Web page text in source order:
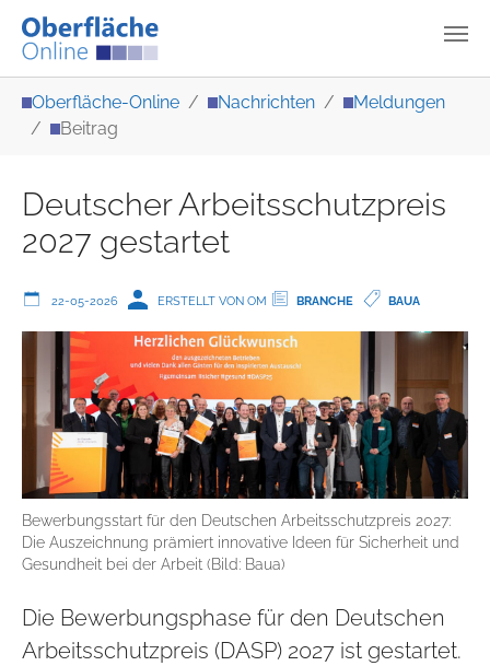
Oberfläche-Online Nachrichten
Meldungen
Beitrag
Deutscher Arbeitsschutzpreis
2027 gestartet
22-05-2026 ERSTELLT VON OM BRANCHE BAUA
Bewerbungsstart für den Deutschen Arbeitsschutzpreis 2027:
Die Auszeichnung prämiert innovative Ideen für Sicherheit und
Gesundheit bei der Arbeit (Bild: Baua)
Die Bewerbungsphase für den Deutschen
Arbeitsschutzpreis (DASP) 2027 ist gestartet.